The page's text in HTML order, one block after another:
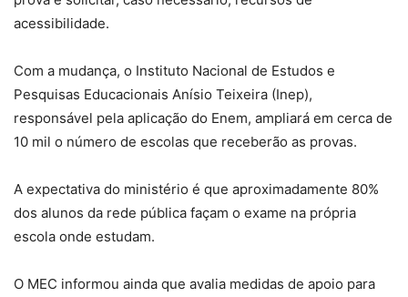
acessibilidade.
Com a mudança, o Instituto Nacional de Estudos e
Pesquisas Educacionais Anísio Teixeira (Inep),
responsável pela aplicação do Enem, ampliará em cerca de
10 mil o número de escolas que receberão as provas.
A expectativa do ministério é que aproximadamente 80%
dos alunos da rede pública façam o exame na própria
escola onde estudam.
O MEC informou ainda que avalia medidas de apoio para